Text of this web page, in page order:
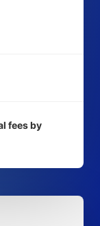
fees by